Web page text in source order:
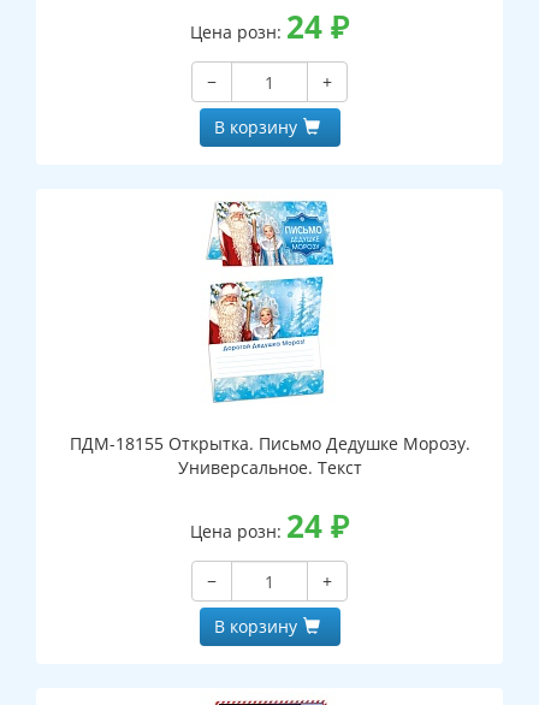
Цена розн: 24₽
−
+
В корзину
ПДМ-18155 Открытка. Письмо Дедушке Морозу.
Универсальное. Текст
Цена розн: 24₽
−
+
В корзину